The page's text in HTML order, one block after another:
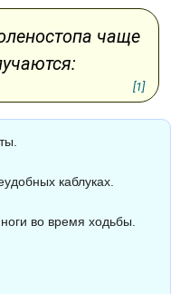
чаще
[1]
каблуках.
во время ходьбы.